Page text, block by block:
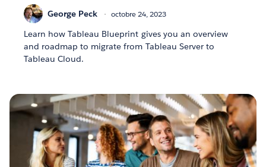
George Peck octobre 24, 2023
Learn how Tableau Blueprint gives you an overview
and roadmap to migrate from Tableau Server to
Tableau Cloud.